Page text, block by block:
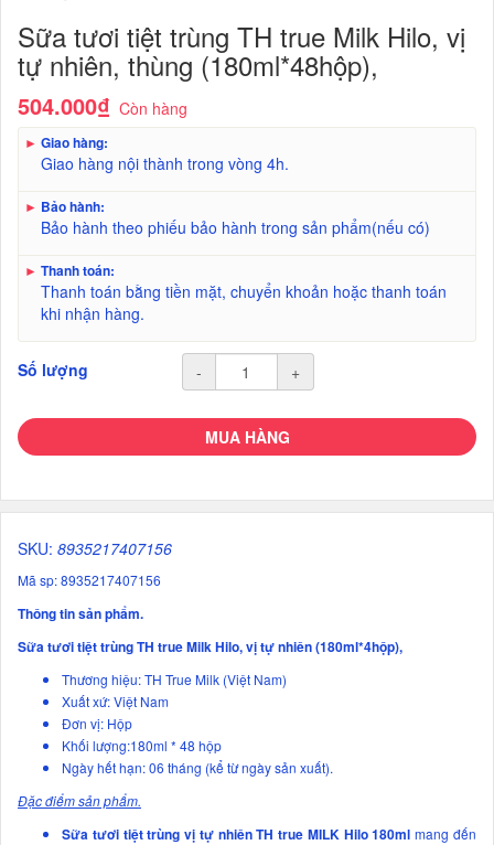
Sữa tươi tiệt trùng TH true Milk Hilo, vị
tự nhiên, thùng (180ml*48hộp),
504.000₫ Còn hàng
► Giao hàng:
Giao hàng nội thành trong vòng 4h.
► Bảo hành:
Bảo hành theo phiếu bảo hành trong sản phẩm(nếu có)
► Thanh toán:
Thanh toán bằng tiền mặt, chuyển khoản hoặc thanh toán
khi nhận hàng.
Số lượng - +
MUA HÀNG
SKU: 8935217407156
Mã sp: 8935217407156
Thông tin sản phẩm.
Sữa tươi tiệt trùng TH true Milk Hilo, vị tự nhiên (180ml*4hộp),
Thương hiệu: TH True Milk (Việt Nam)
Xuất xứ: Việt Nam
Đơn vị: Hộp
Khối lượng:180ml * 48 hộp
Ngày hết hạn: 06 tháng (kể từ ngày sản xuất).
Đặc điểm sản phẩm.
Sữa tươi tiệt trùng vị tự nhiên TH true MILK Hilo 180ml mang đến